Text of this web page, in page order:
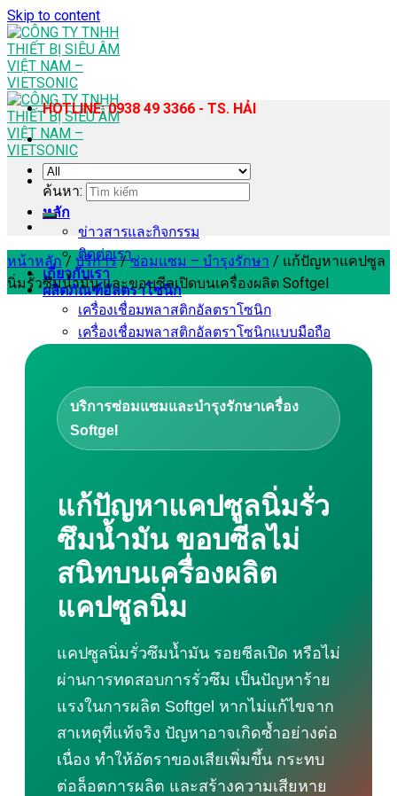
Skip to content
หลัก
ข่าวสารและกิจกรรม
ติดต่อเรา
เกี่ยวกับเรา
ผลิตภัณฑ์อัลตราโซนิก
เครื่องเชื่อมพลาสติกอัลตราโซนิก
เครื่องเชื่อมพลาสติกอัลตราโซนิกแบบมือถือ
เครื่องตัดอัลตราโซนิก
เครื่องบัดกรีอัลตราโซนิก
เครื่องล้างอัลตราโซนิก
สายการผลิตถุง
ระบบพ่นเคลือบอัลตราโซนิก
เครื่องคัดแยกแบบสั่นอัลตราโซนิก
บริการ
การฝึกอบรมสำหรับองค์กร
บริการที่ปรึกษาและออกแบบ
งานแปรรูปโลหะ
กันซึม
วิดีโอการใช้งาน
เครื่องเชื่อมอัลตราโซนิก
เครื่องเย็บอัลตราโซนิก
เครื่องตัดอัลตราโซนิก
เครื่องเชื่อมอัลตราโซนิกแบบมือถือ
เครื่องบัดกรีตะกั่วอัลตราโซนิก
HOTLINE: 0938 49 3366 - TS. HẢI
ค้นหา:
หน้าหลัก / บริการ / ซ่อมแซม – บำรุงรักษา / แก้ปัญหาแคปซูล
นิ่มรั่วซึมน้ำมัน และขอบซีลเปิดบนเครื่องผลิต Softgel
บริการซ่อมแซมและบำรุงรักษาเครื่อง
Softgel
แก้ปัญหาแคปซูลนิ่มรั่ว
ซึมน้ำมัน ขอบซีลไม่
สนิทบนเครื่องผลิต
แคปซูลนิ่ม
แคปซูลนิ่มรั่วซึมน้ำมัน รอยซีลเปิด หรือไม่
ผ่านการทดสอบการรั่วซึม เป็นปัญหาร้าย
แรงในการผลิต Softgel หากไม่แก้ไขจาก
สาเหตุที่แท้จริง ปัญหาอาจเกิดซ้ำอย่างต่อ
เนื่อง ทำให้อัตราของเสียเพิ่มขึ้น กระทบ
ต่อล็อตการผลิต และสร้างความเสียหาย